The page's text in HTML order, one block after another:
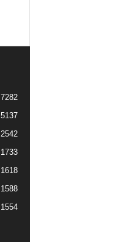
7282
5137
2542
1733
1618
1588
1554